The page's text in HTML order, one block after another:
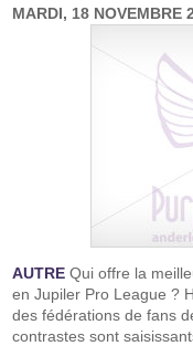
MARDI, 18
AUTRE Qui offre la
en Jupiler Pro League ?
des fédérations de fans
contrastes sont